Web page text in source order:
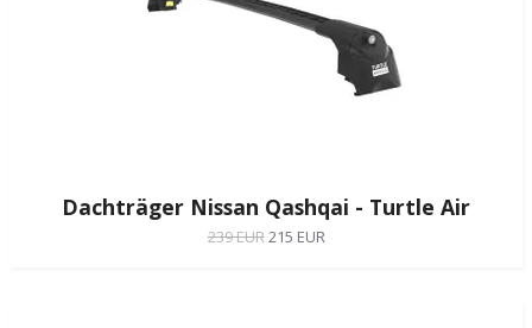
Dachträger Nissan Qashqai - Turtle Air
239 EUR215 EUR